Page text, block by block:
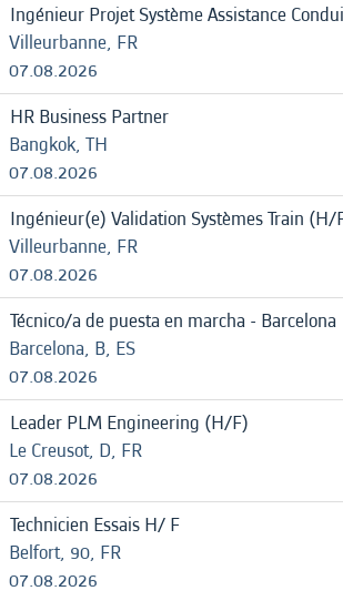
Ingénieur Projet Système Assistance
Villeurbanne, FR
07.08.2026
HR Business Partner
Bangkok, TH
07.08.2026
Ingénieur(e) Validation Systèmes Train (H/
Villeurbanne, FR
07.08.2026
Técnico/a de puesta en marcha - Barcelona
Barcelona, B, ES
07.08.2026
Leader PLM Engineering (H/F)
Le Creusot, D, FR
07.08.2026
Technicien Essais H/ F
Belfort, 90, FR
07.08.2026